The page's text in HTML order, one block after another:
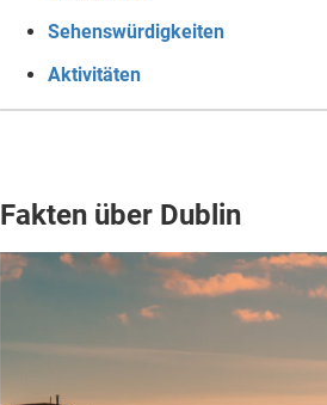
Sehenswürdigkeiten
Aktivitäten
Fakten über Dublin